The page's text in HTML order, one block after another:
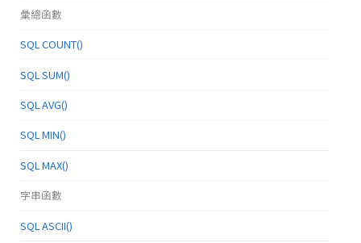
彙總函數
SQL COUNT()
SQL SUM()
SQL AVG()
SQL MIN()
SQL MAX()
字串函數
SQL ASCII()